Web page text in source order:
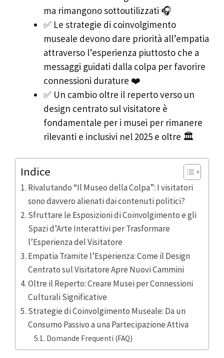
ma rimangono sottoutilizzati 🎧
✅ Le strategie di coinvolgimento
museale devono dare priorità all’empatia
attraverso l’esperienza piuttosto che a
messaggi guidati dalla colpa per favorire
connessioni durature ❤️
✅ Un cambio oltre il reperto verso un
design centrato sul visitatore è
fondamentale per i musei per rimanere
rilevanti e inclusivi nel 2025 e oltre 🏛️
Indice
Rivalutando “Il Museo della Colpa”: I visitatori
sono davvero alienati dai contenuti politici?
Sfruttare le Esposizioni di Coinvolgimento e gli
Spazi d’Arte Interattivi per Trasformare
l’Esperienza del Visitatore
Empatia Tramite l’Esperienza: Come il Design
Centrato sul Visitatore Apre Nuovi Cammini
Oltre il Reperto: Creare Musei per Connessioni
Culturali Significative
Strategie di Coinvolgimento Museale: Da un
Consumo Passivo a una Partecipazione Attiva
Domande Frequenti (FAQ)